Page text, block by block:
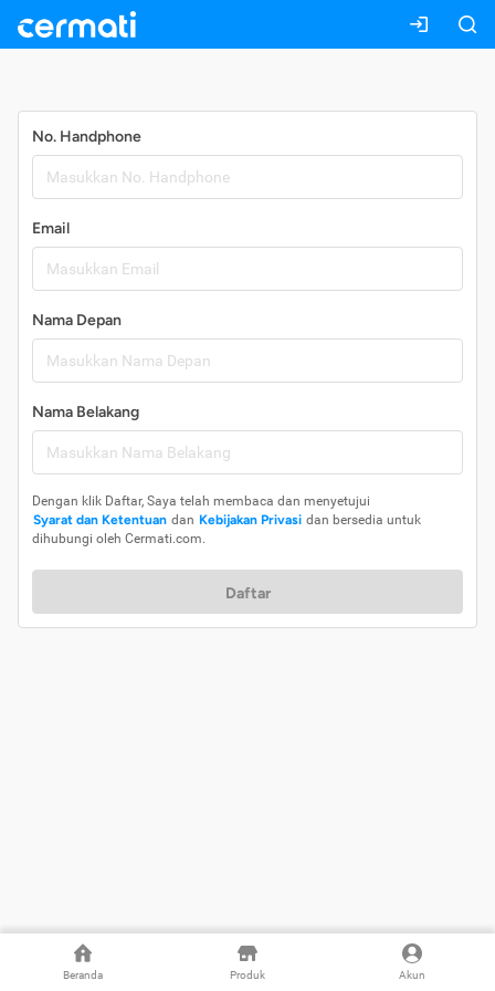
Beranda Produk Akun
No. Handphone
Email
Nama Depan
Nama Belakang
Dengan klik Daftar, Saya telah membaca dan menyetujui
Syarat dan Ketentuan dan Kebijakan Privasi dan bersedia untuk
dihubungi oleh Cermati.com.
Daftar